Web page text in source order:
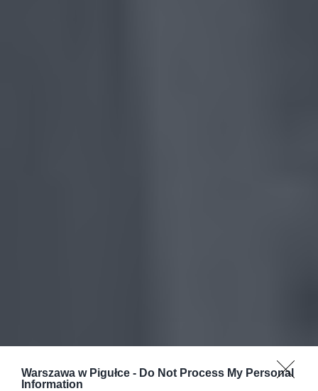
Warszawa w Pigułce - Do Not Process My Personal
Information